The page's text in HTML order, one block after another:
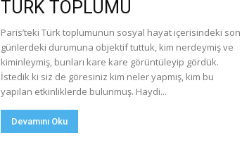
TÜRK TOPLUMU
Paris’teki Türk toplumunun sosyal hayat içerisindeki son
günlerdeki durumuna objektif tuttuk, kim nerdeymiş ve
kiminleymiş, bunları kare kare görüntüleyip gördük.
İstedik ki siz de göresiniz kim neler yapmış, kim bu
yapılan etkinliklerde bulunmuş. Haydi...
Devamını Oku